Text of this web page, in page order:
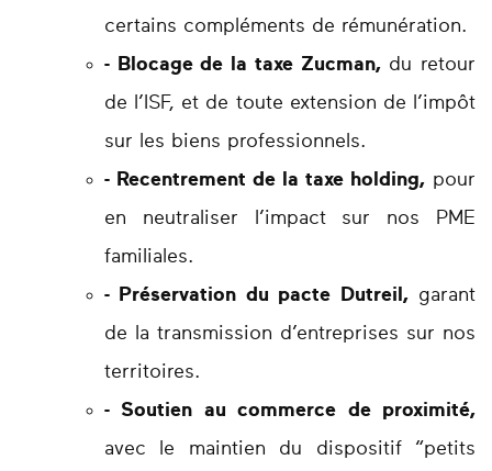
certains compléments de rémunération.
- Blocage de la taxe Zucman,du retour
de l’ISF, et de toute extension de l’impôt
sur les biens professionnels.
- Recentrement de la taxe holding, pour
en neutraliser l’impact sur nos PME
familiales.
- Préservation du pacte Dutreil,garant
de la transmission d’entreprises sur nos
territoires.
- Soutien au commerce de proximité,
avec le maintien du dispositif “petits